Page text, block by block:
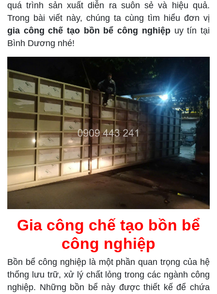
LIÊN HỆ
quá trình sản xuất diễn ra suôn sẻ và hiệu quả.
Trong bài viết này, chúng ta cùng tìm hiểu đơn vị
gia công chế tạo bồn bể công nghiệpuy tín tại
Bình Dương nhé!
Gia công chế tạo bồn bể
công nghiệp
Bồn bể công nghiệp là một phần quan trọng của hệ
thống lưu trữ, xử lý chất lỏng trong các ngành công
nghiệp. Những bồn bể này được thiết kế để chứa